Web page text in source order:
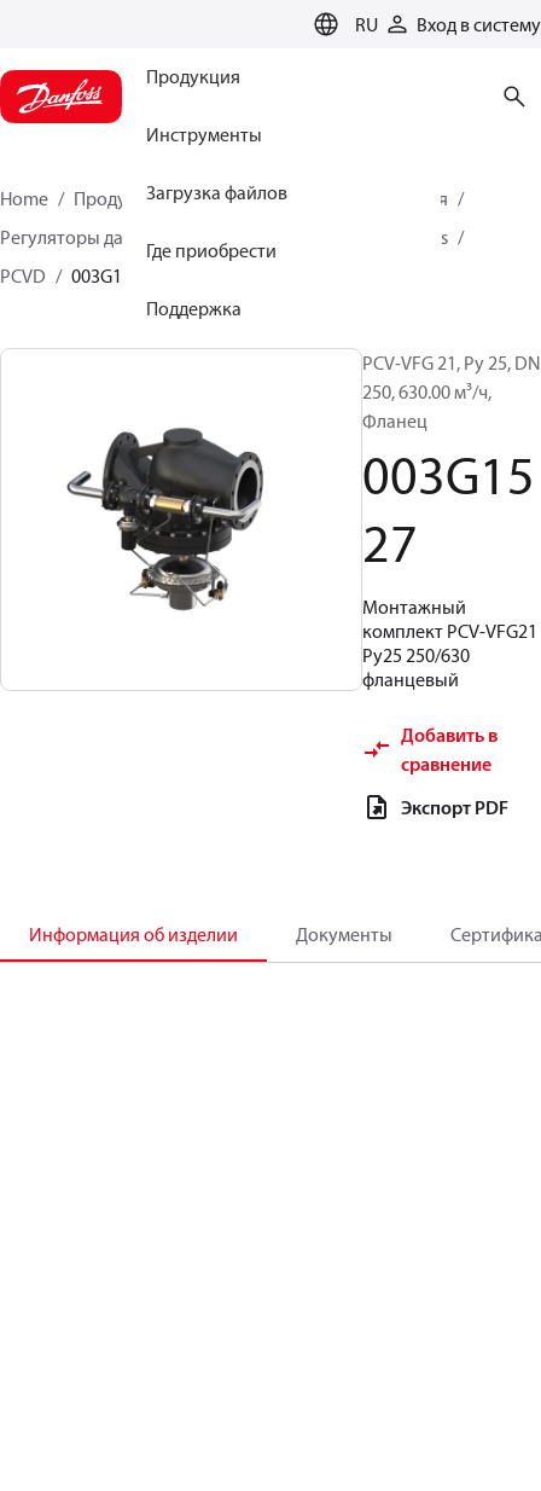
RU Вход в систему
Продукция
Инструменты
Загрузка файлов
Где приобрести
Поддержка
Home Продукция
Решения для теплоснабжения
Регуляторы давления и расхода
Pilot control valves
PCVD
003G1527
PCV-VFG 21, Ру 25, DN
250, 630.00 м³/ч,
Фланец
003G15
27
Монтажный
комплект PCV-VFG21
Ру25 250/630
фланцевый
Добавить в
сравнение
Экспорт PDF
Информация об изделии Документы